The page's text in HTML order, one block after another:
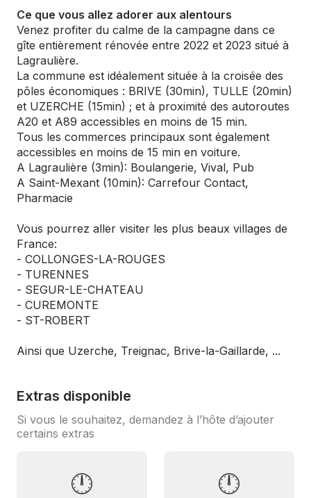
Ce que vous allez adorer aux alentours
Venez profiter du calme de la campagne dans ce
gîte entièrement rénovée entre 2022 et 2023 situé à
Lagraulière.
La commune est idéalement située à la croisée des
pôles économiques : BRIVE (30min), TULLE (20min)
et UZERCHE (15min) ; et à proximité des autoroutes
A20 et A89 accessibles en moins de 15 min.
Tous les commerces principaux sont également
accessibles en moins de 15 min en voiture.
A Lagraulière (3min): Boulangerie, Vival, Pub
A Saint-Mexant (10min): Carrefour Contact,
Pharmacie
Vous pourrez aller visiter les plus beaux villages de
France:
- COLLONGES-LA-ROUGES
- TURENNES
- SEGUR-LE-CHATEAU
- CUREMONTE
- ST-ROBERT
Ainsi que Uzerche, Treignac, Brive-la-Gaillarde, ...
Extras disponible
Si vous le souhaitez, demandez à l’hôte d’ajouter
certains extras
🕛 🕛